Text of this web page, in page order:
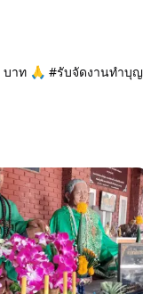
บาท 🙏 #รับจัดงานทำบุญ